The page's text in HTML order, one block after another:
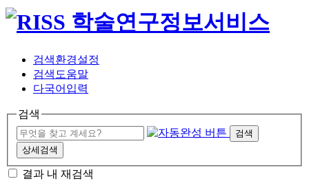
검색환경설정
검색도움말
다국어입력
검색
검색
상세검색
결과 내 재검색